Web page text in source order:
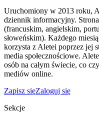
Uruchomiony w 2013 roku,
dziennik informacyjny.
(francuskim, angielskim,
słoweńskim). Każdego
korzysta z Aletei poprzez jej
media społecznościowe.
osób na całym świecie, co
mediów online.
Zapisz sięZaloguj się
Sekcje